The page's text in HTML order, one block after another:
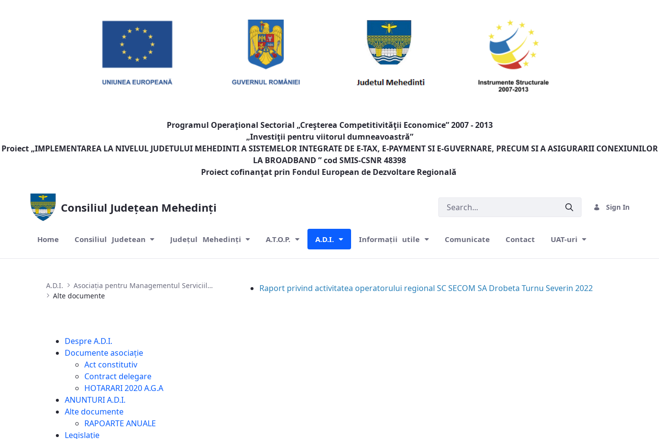
Programul Operaţional Sectorial „Creşterea Competitivităţii Economice” 2007 - 2013
„Investiţii pentru viitorul dumneavoastră”
Proiect „IMPLEMENTAREA LA NIVELUL JUDETULUI MEHEDINTI A SISTEMELOR INTEGRATE DE E-TAX, E-PAYMENT SI E-GUVERNARE, PRECUM SI A ASIGURARII CONEXIUNILOR
LA BROADBAND ” cod SMIS-CSNR 48398
Proiect cofinanţat prin Fondul European de Dezvoltare Regională
Consiliul Județean Mehedinți Sign In
Home Consiliul Judetean Județul Mehedinți A.T.O.P. A.D.I. Informații utile Comunicate Contact UAT-uri
A.D.I.
Asociația pentru Managementul Serviciilor de Apă și de Canalizare Mehedinți
Alte documente
Despre A.D.I.
Documente asociație
Act constitutiv
Contract delegare
HOTARARI 2020 A.G.A
ANUNTURI A.D.I.
Alte documente
RAPOARTE ANUALE
Legislație
Raport privind activitatea operatorului regional SC SECOM SA Drobeta Turnu Severin 2022